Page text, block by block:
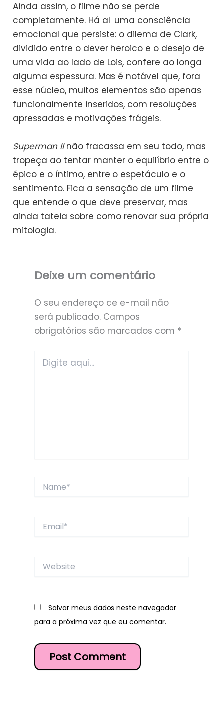
Ainda assim, o filme não se perde
completamente. Há ali uma consciência
emocional que persiste: o dilema de Clark,
dividido entre o dever heroico e o desejo de
uma vida ao lado de Lois, confere ao longa
alguma espessura. Mas é notável que, fora
esse núcleo, muitos elementos são apenas
funcionalmente inseridos, com resoluções
apressadas e motivações frágeis.
Superman IInão fracassa em seu todo, mas
tropeça ao tentar manter o equilíbrio entre o
épico e o íntimo, entre o espetáculo e o
sentimento. Fica a sensação de um filme
que entende o que deve preservar, mas
ainda tateia sobre como renovar sua própria
mitologia.
Deixe um comentário
O seu endereço de e-mail não
será publicado. Campos
obrigatórios são marcados com *
aqui...
Website
Salvar meus dados neste navegador
para a próxima vez que eu comentar.